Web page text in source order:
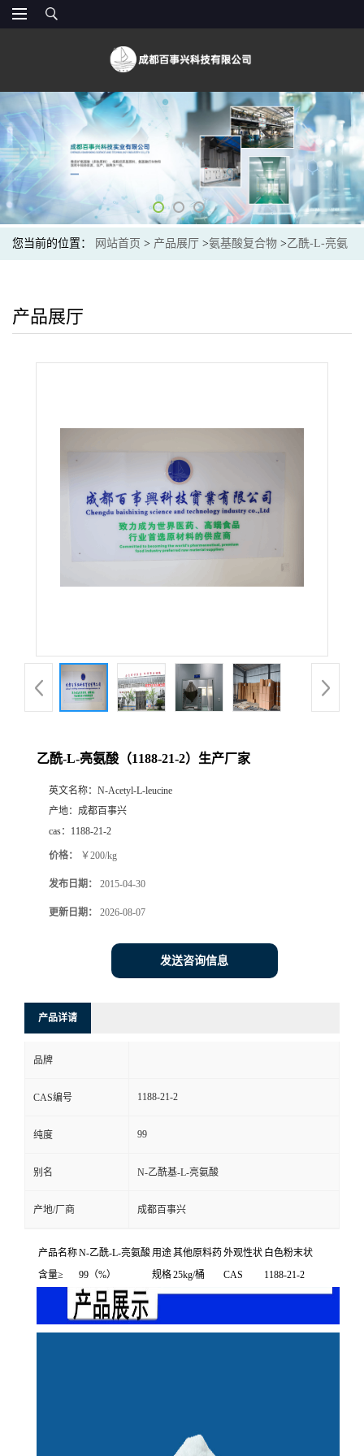
您当前的位置： 网站首页 > 产品展厅 >氨基酸复合物 >乙酰-L-亮氨
产品展厅
乙酰-L-亮氨酸（1188-21-2）生产厂家
英文名称： N-Acetyl-L-leucine
产地： 成都百事兴
cas： 1188-21-2
价格： ￥200/kg
发布日期： 2015-04-30
更新日期： 2026-08-07
发送咨询信息
产品详请
品牌
CAS编号 1188-21-2
纯度 99
别名 N-乙酰基-L-亮氨酸
产地/厂商 成都百事兴
产品名称N-乙酰-L-亮氨酸用途其他原料药 外观性状 白色粉末状
含量≥
99（%） 规格25kg/桶 CAS 1188-21-2